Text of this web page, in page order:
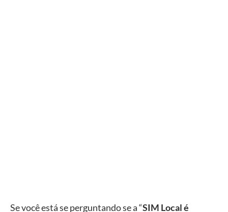
Se você está se perguntando se a “SIM Local é